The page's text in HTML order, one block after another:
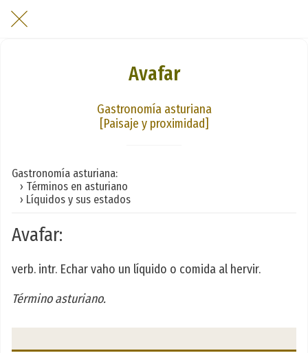
Avafar
Gastronomía asturiana
[Paisaje y proximidad]
Gastronomía asturiana:
› Términos en asturiano
› Líquidos y sus estados
Avafar:
verb. intr. Echar vaho un líquido o comida al hervir.
Término asturiano.